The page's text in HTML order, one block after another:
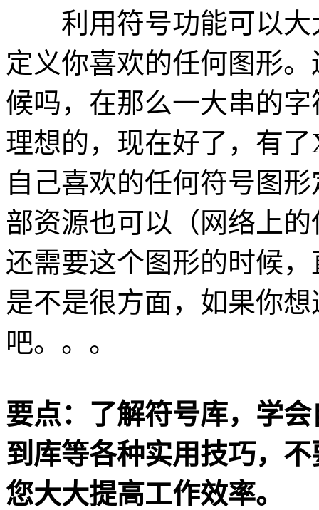
利用符号功能可以大
定义你喜欢的任何图形
候吗，在那么一大串的
理想的，现在好了，有
自己喜欢的任何符号图
部资源也可以（网络上
还需要这个图形的时候
是不是很方面，如果你
吧。。。
要点：了解符号库，学
到库等各种实用技巧，
您大大提高工作效率。